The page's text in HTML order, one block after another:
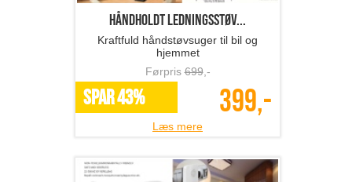
Håndholdt ledningsstøv...
Kraftfuld håndstøvsuger til bil og
hjemmet
Førpris699,-
SPAR 43% 399,-
Læs mere